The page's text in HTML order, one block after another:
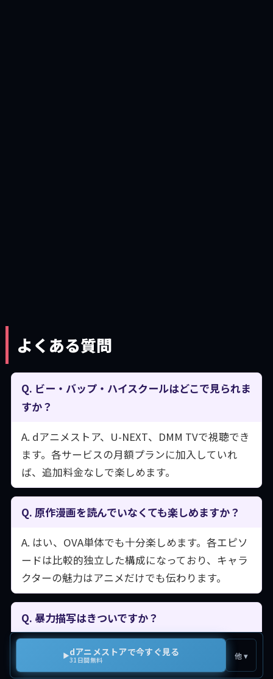
よくある質問
Q. ビー・バップ・ハイスクールはどこで見られま
すか？
A. dアニメストア、U-NEXT、DMM TVで視聴でき
ます。各サービスの月額プランに加入していれ
ば、追加料金なしで楽しめます。
Q. 原作漫画を読んでいなくても楽しめますか？
A. はい、OVA単体でも十分楽しめます。各エピソ
ードは比較的独立した構成になっており、キャラ
クターの魅力はアニメだけでも伝わります。
Q. 暴力描写はきついですか？
A. 喧嘩シーンはあるものの、作風はコメディ寄り
です。深刻な暴力描写よりも笑いに重点が置かれ
▶dアニメストアで今すぐ見る
31日間無料 他 ▾